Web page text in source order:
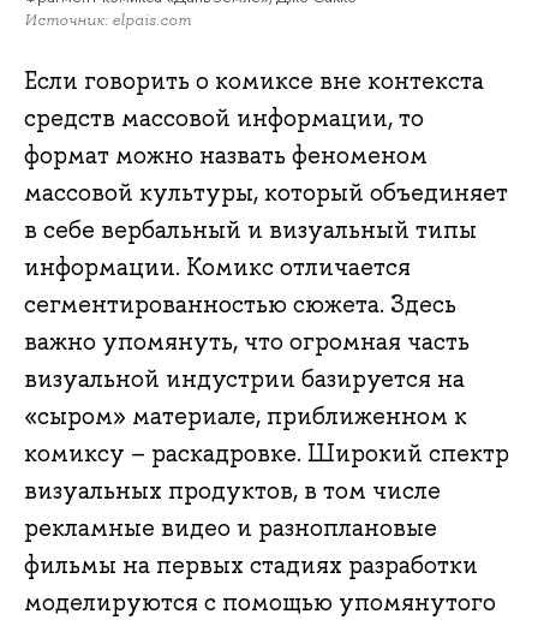
Источник: elpais.com
Если говорить о комиксе вне контекста
средств массовой информации, то
формат можно назвать феноменом
массовой культуры, который объединяет
в себе вербальный и визуальный типы
информации. Комикс отличается
сегментированностью сюжета. Здесь
важно упомянуть, что огромная часть
визуальной индустрии базируется на
«сыром» материале, приближенном к
комиксу – раскадровке. Широкий спектр
визуальных продуктов, в том числе
рекламные видео и разноплановые
фильмы на первых стадиях разработки
моделируются с помощью упомянутого